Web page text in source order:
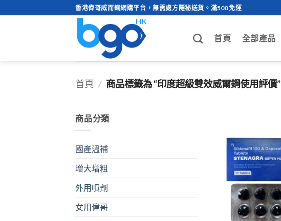
to
香港偉哥威而鋼網購平台，無需處方隱秘送貨。滿500免運
首頁 全部產品
首頁 / 商品標籤為 “印度超級雙效威爾鋼使用評價”
商品分類
國產溫補
增大增粗
外用噴劑
女用偉哥